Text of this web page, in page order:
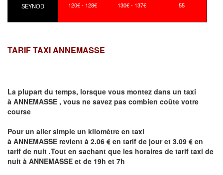
SEYNOD
120€ - 128€ 130€ - 137€ 55
TARIF TAXI ANNEMASSE
La plupart du temps, lorsque vous montez dans un taxi
à ANNEMASSE , vous ne savez pas combien coûte votre
course
Pour un aller simple un kilomètre en taxi
à ANNEMASSE revient à 2.06 € en tarif de jour et 3.09 € en
tarif de nuit .Tout en sachant que les horaires de tarif taxi de
nuit à ANNEMASSE et de 19h et 7h